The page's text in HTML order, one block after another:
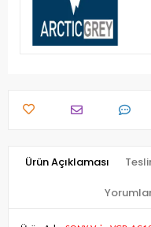
Ürün Açıklaması